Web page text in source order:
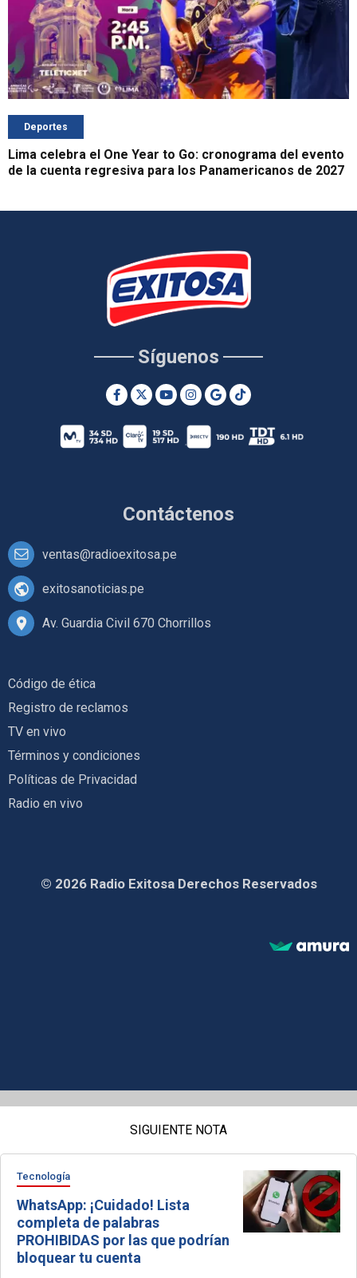
Deportes
Lima celebra el One Year to Go: cronograma del evento
de la cuenta regresiva para los Panamericanos de 2027
Contáctenos
ventas@radioexitosa.pe
exitosanoticias.pe
Av. Guardia Civil 670 Chorrillos
Síguenos
Código de ética
Registro de reclamos
TV en vivo
Términos y condiciones
Políticas de Privacidad
Radio en vivo
© 2026 Radio Exitosa Derechos Reservados
SIGUIENTE NOTA
Tecnología
WhatsApp: ¡Cuidado! Lista
completa de palabras
PROHIBIDAS por las que podrían
bloquear tu cuenta